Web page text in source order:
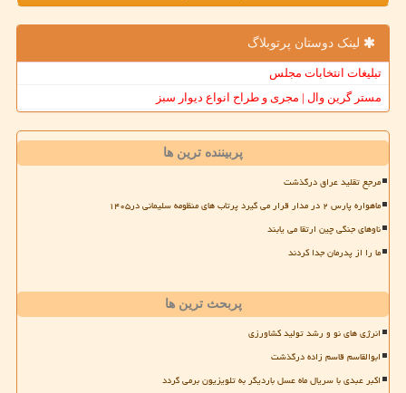
لینک دوستان پرتوبلاگ
تبلیغات انتخابات مجلس
مستر گرین وال | مجری و طراح انواع دیوار سبز
پربیننده ترین ها
مرجع تقلید عراق درگذشت
ماهواره پارس ۲ در مدار قرار می گیرد پرتاب های منظومه سلیمانی در۱۴۰۵
ناوهای جنگی چین ارتقا می یابند
ما را از پدرمان جدا کردند
پربحث ترین ها
انرژی های نو و رشد تولید کشاورزی
ابوالقاسم قاسم زاده درگذشت
اکبر عبدی با سریال ماه عسل باردیگر به تلویزیون برمی گردد